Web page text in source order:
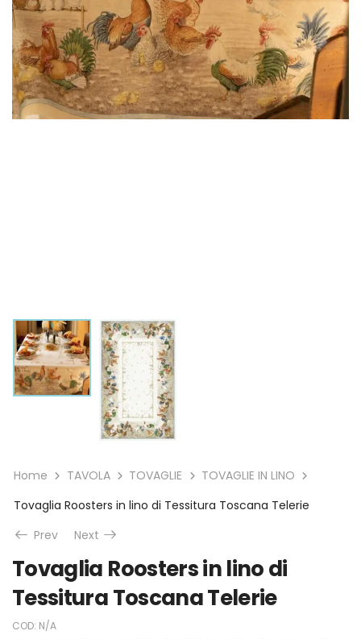
Home TAVOLA TOVAGLIE
TOVAGLIE IN LINO
Tovaglia Roosters in lino di Tessitura Toscana Telerie
Prev
Next
Tovaglia Roosters in lino di
Tessitura Toscana Telerie
COD: N/A